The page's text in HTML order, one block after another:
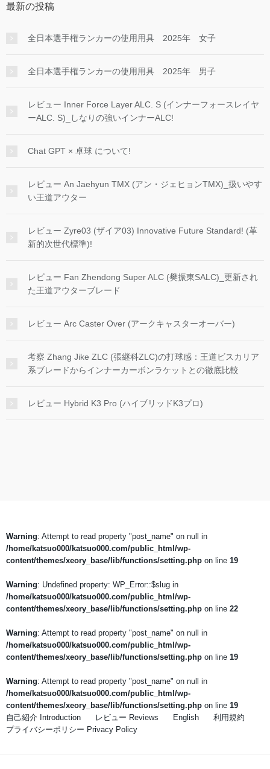
最新の投稿
全日本選手権ランカーの使用用具 2025年 女子
全日本選手権ランカーの使用用具 2025年 男子
レビュー Inner Force Layer ALC. S (インナーフォースレイヤ
ーALC. S)_しなりの強いインナーALC!
Chat GPT × 卓球 について!
レビュー An Jaehyun TMX (アン・ジェヒョンTMX)_扱いやす
い王道アウター
レビュー Zyre03 (ザイア03) Innovative Future Standard! (革
新的次世代標準)!
レビュー Fan Zhendong Super ALC (樊振東SALC)_更新され
た王道アウターブレード
レビュー Arc Caster Over (アークキャスターオーバー)
考察 Zhang Jike ZLC (張継科ZLC)の打球感：王道ビスカリア
系ブレードからインナーカーボンラケットとの徹底比較
レビュー Hybrid K3 Pro (ハイブリッドK3プロ)
Warning: Attempt to read property "post_name" on null in
/home/katsuo000/katsuo000.com/public_html/wp-
content/themes/xeory_base/lib/functions/setting.php on line 19
Warning: Undefined property: WP_Error::$slug in
/home/katsuo000/katsuo000.com/public_html/wp-
content/themes/xeory_base/lib/functions/setting.php on line 22
Warning: Attempt to read property "post_name" on null in
/home/katsuo000/katsuo000.com/public_html/wp-
content/themes/xeory_base/lib/functions/setting.php on line 19
Warning: Attempt to read property "post_name" on null in
/home/katsuo000/katsuo000.com/public_html/wp-
content/themes/xeory_base/lib/functions/setting.php on line 19
自己紹介 Introduction
レビュー Reviews English
利用規約
プライバシーポリシー Privacy Policy